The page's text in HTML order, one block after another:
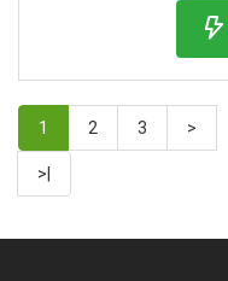
1 2 3 >
>|